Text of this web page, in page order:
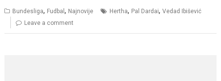
Bundesliga, Fudbal, Najnovije Hertha, Pal Dardai,Vedad Ibišević
Leave a comment